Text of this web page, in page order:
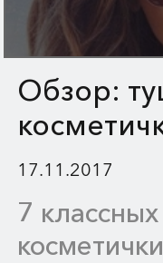
Обзор:
17.11.2017
7